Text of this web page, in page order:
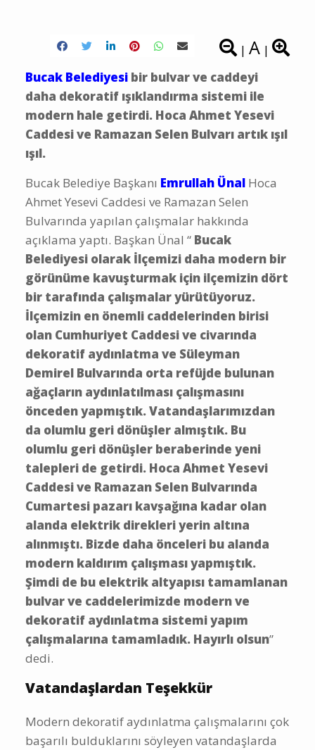
| A |
Bucak Belediyesi bir bulvar ve caddeyi
daha dekoratif ışıklandırma sistemi ile
modern hale getirdi. Hoca Ahmet Yesevi
Caddesi ve Ramazan Selen Bulvarı artık ışıl
ışıl.
Bucak Belediye Başkanı Emrullah Ünal Hoca
Ahmet Yesevi Caddesi ve Ramazan Selen
Bulvarında yapılan çalışmalar hakkında
açıklama yaptı. Başkan Ünal “ Bucak
Belediyesi olarak İlçemizi daha modern bir
görünüme kavuşturmak için ilçemizin dört
bir tarafında çalışmalar yürütüyoruz.
İlçemizin en önemli caddelerinden birisi
olan Cumhuriyet Caddesi ve civarında
dekoratif aydınlatma ve Süleyman
Demirel Bulvarında orta refüjde bulunan
ağaçların aydınlatılması çalışmasını
önceden yapmıştık. Vatandaşlarımızdan
da olumlu geri dönüşler almıştık. Bu
olumlu geri dönüşler beraberinde yeni
talepleri de getirdi. Hoca Ahmet Yesevi
Caddesi ve Ramazan Selen Bulvarında
Cumartesi pazarı kavşağına kadar olan
alanda elektrik direkleri yerin altına
alınmıştı. Bizde daha önceleri bu alanda
modern kaldırım çalışması yapmıştık.
Şimdi de bu elektrik altyapısı tamamlanan
bulvar ve caddelerimizde modern ve
dekoratif aydınlatma sistemi yapım
çalışmalarına tamamladık. Hayırlı olsun”
dedi.
Vatandaşlardan Teşekkür
Modern dekoratif aydınlatma çalışmalarını çok
başarılı bulduklarını söyleyen vatandaşlarda